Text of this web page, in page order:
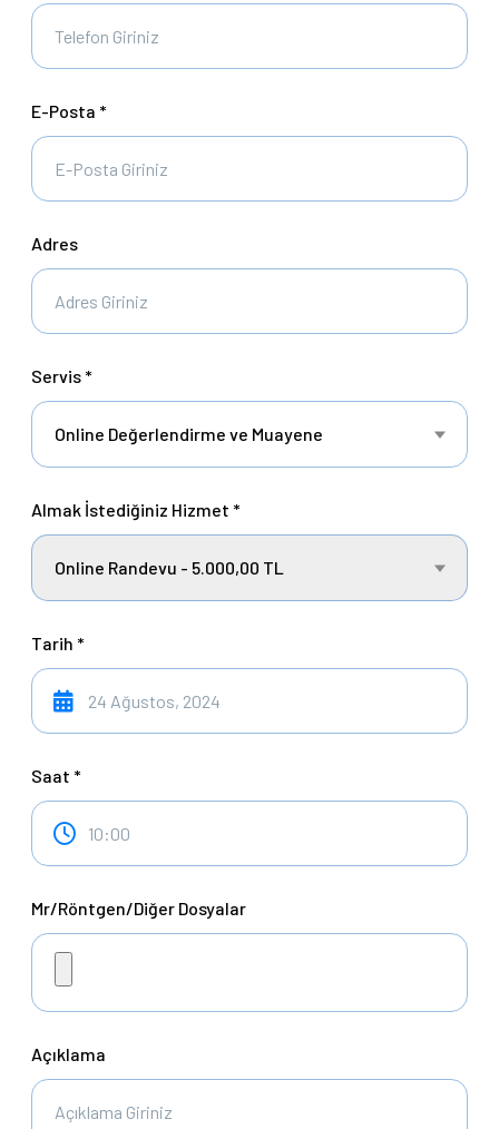
E-Posta *
Adres
Servis *
Online Değerlendirme ve Muayene
Almak İstediğiniz Hizmet *
Online Randevu - 5.000,00 TL
Tarih *
Saat *
Mr/Röntgen/Diğer Dosyalar
Açıklama